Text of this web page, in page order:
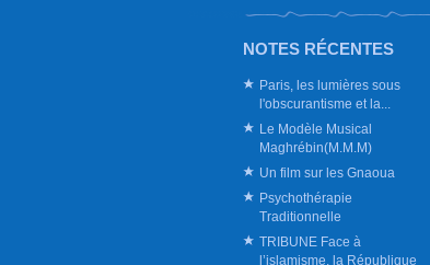
NOTES RÉCENTES
Paris, les lumières sous
l'obscurantisme et la...
Le Modèle Musical
Maghrébin(M.M.M)
Un film sur les Gnaoua
Psychothérapie
Traditionnelle
TRIBUNE Face à
l’islamisme, la République